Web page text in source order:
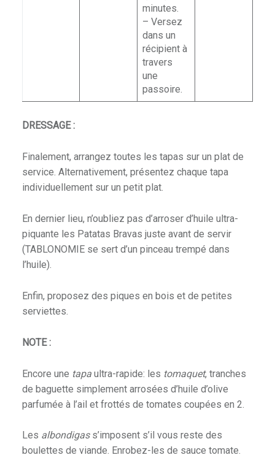
minutes.
– Versez
dans un
récipient à
travers
une
passoire.
DRESSAGE :
Finalement, arrangez toutes les tapas sur un plat de
service. Alternativement, présentez chaque tapa
individuellement sur un petit plat.
En dernier lieu, n’oubliez pas d’arroser d’huile ultra-
piquante les Patatas Bravas juste avant de servir
(TABLONOMIE se sert d’un pinceau trempé dans
l’huile).
Enfin, proposez des piques en bois et de petites
serviettes.
NOTE :
Encore une tapaultra-rapide: les tomaquet, tranches
de baguette simplement arrosées d’huile d’olive
parfumée à l’ail et frottés de tomates coupées en 2.
Les albondigass’imposent s’il vous reste des
boulettes de viande. Enrobez-les de sauce tomate.